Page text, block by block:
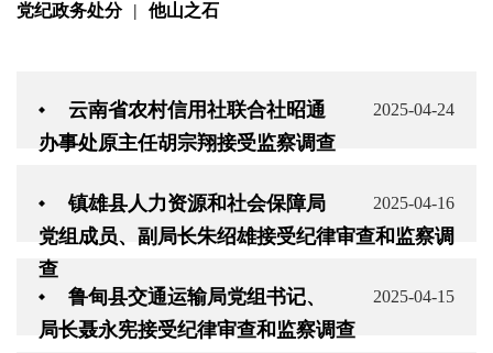
党纪政务处分
| 他山之石
2025-04-24
云南省农村信用社联合社昭通
办事处原主任胡宗翔接受监察调查
2025-04-16
镇雄县人力资源和社会保障局
党组成员、副局长朱绍雄接受纪律审查和监察调
查
2025-04-15
鲁甸县交通运输局党组书记、
局长聂永宪接受纪律审查和监察调查